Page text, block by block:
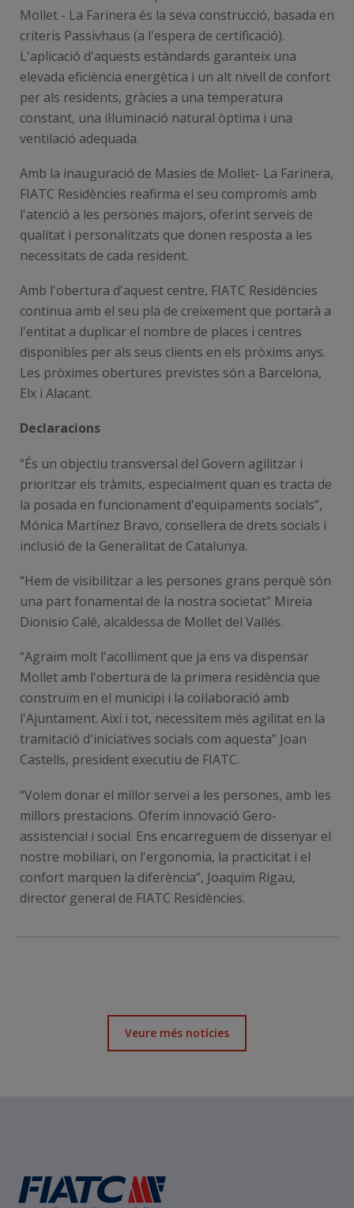
Mollet - La Farinera és la seva construcció, basada en
criteris Passivhaus (a l'espera de certificació).
L'aplicació d'aquests estàndards garanteix una
elevada eficiència energètica i un alt nivell de confort
per als residents, gràcies a una temperatura
constant, una il·luminació natural òptima i una
ventilació adequada.
Amb la inauguració de Masies de Mollet- La Farinera,
FIATC Residències reafirma el seu compromís amb
l'atenció a les persones majors, oferint serveis de
qualitat i personalitzats que donen resposta a les
necessitats de cada resident.
Amb l'obertura d'aquest centre, FIATC Residències
continua amb el seu pla de creixement que portarà a
l'entitat a duplicar el nombre de places i centres
disponibles per als seus clients en els pròxims anys.
Les pròximes obertures previstes són a Barcelona,
Elx i Alacant.
Declaracions
“És un objectiu transversal del Govern agilitzar i
prioritzar els tràmits, especialment quan es tracta de
la posada en funcionament d'equipaments socials”,
Mónica Martínez Bravo, consellera de drets socials i
inclusió de la Generalitat de Catalunya.
“Hem de visibilitzar a les persones grans perquè són
una part fonamental de la nostra societat” Mireia
Dionisio Calé, alcaldessa de Mollet del Vallés.
“Agraïm molt l'acolliment que ja ens va dispensar
Mollet amb l'obertura de la primera residència que
construïm en el municipi i la col·laboració amb
l'Ajuntament. Així i tot, necessitem més agilitat en la
tramitació d'iniciatives socials com aquesta” Joan
Castells, president executiu de FIATC.
“Volem donar el millor servei a les persones, amb les
millors prestacions. Oferim innovació Gero-
assistencial i social. Ens encarreguem de dissenyar el
nostre mobiliari, on l'ergonomia, la practicitat i el
confort marquen la diferència”, Joaquim Rigau,
director general de FIATC Residències.
Veure més notícies